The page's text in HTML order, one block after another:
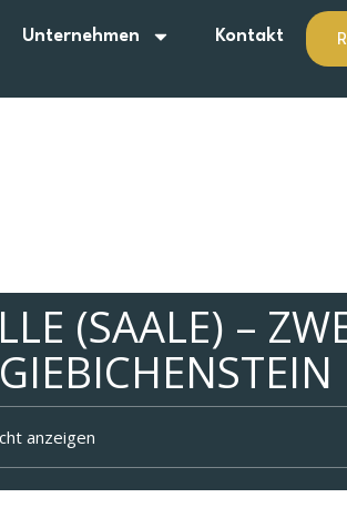
Unternehmen Kontakt
(SAALE) –
anzeigen